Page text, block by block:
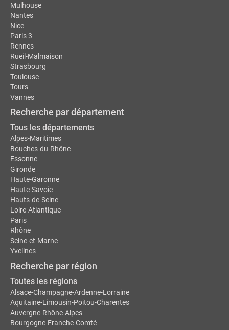
Mulhouse
Nantes
Nice
Paris 3
Rennes
Rueil-Malmaison
Strasbourg
Toulouse
Tours
Vannes
Recherche par département
Tous les départements
Alpes-Maritimes
Bouches-du-Rhône
Essonne
Gironde
Haute-Garonne
Haute-Savoie
Hauts-de-Seine
Loire-Atlantique
Paris
Rhône
Seine-et-Marne
Yvelines
Recherche par région
Toutes les régions
Alsace-Champagne-Ardenne-Lorraine
Aquitaine-Limousin-Poitou-Charentes
Auvergne-Rhône-Alpes
Bourgogne-Franche-Comté